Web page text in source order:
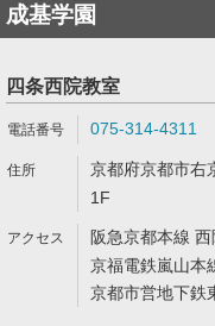
成基学園
四条西院教室
075-314-4311
京都府京都市右
1F
阪急京都本線
京福電鉄嵐山本
京都市営地下鉄